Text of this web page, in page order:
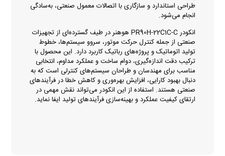
طراحی استاندارد و سازگاری با اتصالات معمول صنعتی، به‌سادگی
انجام می‌شود.
انکودر PR90H-22C1C-C هوهنر در طیف گسترده‌ای از تجهیزات
صنعتی از جمله کنترل حرکت موتور، سروو سیستم‌ها، خطوط
تولید اتوماتیک و پروژه‌های رباتیک کاربرد دارد. این محصول با
ترکیب دقت اندازه‌گیری، دوام ساخت و عملکرد مداوم، انتخابی
مناسب برای مهندسان و طراحان سیستم‌های کنترلی است که به
دنبال بهبود کارایی، افزایش بهره‌وری و کاهش خطا در فرآیندهای
صنعتی هستند. استفاده از این انکودر می‌تواند نقش مهمی در
ارتقای کیفیت عملکرد و بهینه‌سازی فرآیندهای تولید ایفا نماید.